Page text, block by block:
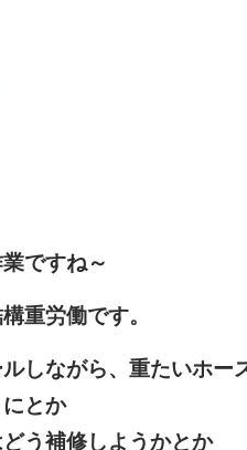
ですね～
重労働です。
しながら、重たいホー
とか
う補修しようかとか